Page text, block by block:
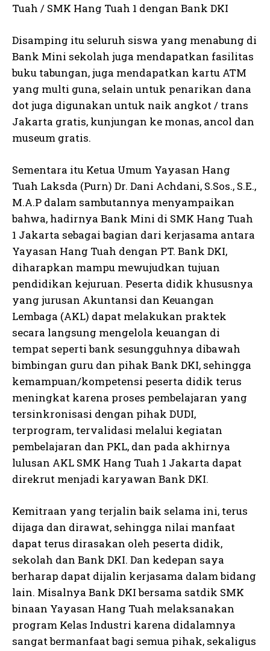
Tuah / SMK Hang Tuah 1 dengan Bank DKI
Disamping itu seluruh siswa yang menabung di
Bank Mini sekolah juga mendapatkan fasilitas
buku tabungan, juga mendapatkan kartu ATM
yang multi guna, selain untuk penarikan dana
dot juga digunakan untuk naik angkot / trans
Jakarta gratis, kunjungan ke monas, ancol dan
museum gratis.
Sementara itu Ketua Umum Yayasan Hang
Tuah Laksda (Purn) Dr. Dani Achdani, S.Sos., S.E.,
M.A.P dalam sambutannya menyampaikan
bahwa, hadirnya Bank Mini di SMK Hang Tuah
1 Jakarta sebagai bagian dari kerjasama antara
Yayasan Hang Tuah dengan PT. Bank DKI,
diharapkan mampu mewujudkan tujuan
pendidikan kejuruan. Peserta didik khususnya
yang jurusan Akuntansi dan Keuangan
Lembaga (AKL) dapat melakukan praktek
secara langsung mengelola keuangan di
tempat seperti bank sesungguhnya dibawah
bimbingan guru dan pihak Bank DKI, sehingga
kemampuan/kompetensi peserta didik terus
meningkat karena proses pembelajaran yang
tersinkronisasi dengan pihak DUDI,
terprogram, tervalidasi melalui kegiatan
pembelajaran dan PKL, dan pada akhirnya
lulusan AKL SMK Hang Tuah 1 Jakarta dapat
direkrut menjadi karyawan Bank DKI.
Kemitraan yang terjalin baik selama ini, terus
dijaga dan dirawat, sehingga nilai manfaat
dapat terus dirasakan oleh peserta didik,
sekolah dan Bank DKI. Dan kedepan saya
berharap dapat dijalin kerjasama dalam bidang
lain. Misalnya Bank DKI bersama satdik SMK
binaan Yayasan Hang Tuah melaksanakan
program Kelas Industri karena didalamnya
sangat bermanfaat bagi semua pihak, sekaligus